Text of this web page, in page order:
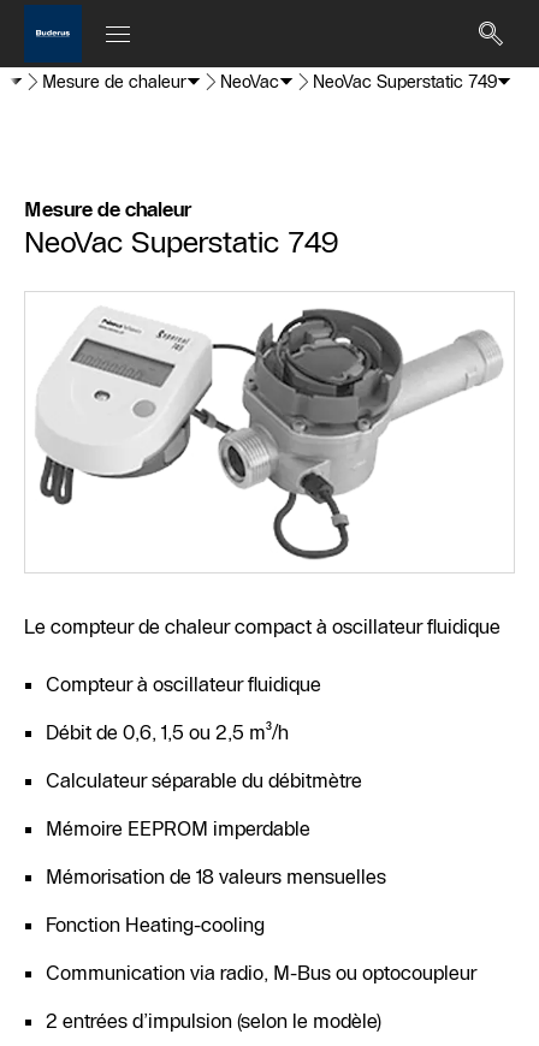
Mesure de chaleur NeoVac NeoVac Superstatic 749
Mesure de chaleur
NeoVac Superstatic 749
Le compteur de chaleur compact à oscillateur fluidique
Compteur à oscillateur fluidique
Débit de 0,6, 1,5 ou 2,5 m³/h
Calculateur séparable du débitmètre
Mémoire EEPROM imperdable
Mémorisation de 18 valeurs mensuelles
Fonction Heating-cooling
Communication via radio, M-Bus ou optocoupleur
2 entrées d’impulsion (selon le modèle)